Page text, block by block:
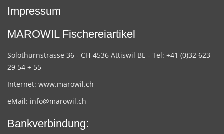
Impressum
MAROWIL Fischereiartikel
Solothurnstrasse 36 - CH-4536 Attiswil BE - Tel: +41 (0)32 623
29 54 + 55
Internet: www.marowil.ch
eMail: info@marowil.ch
Bankverbindung: